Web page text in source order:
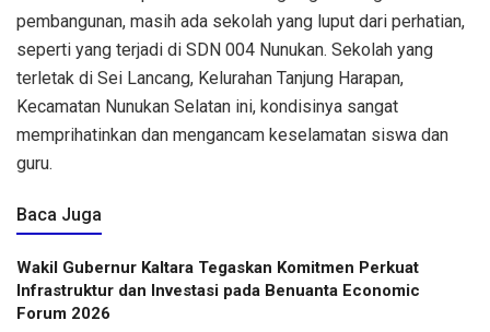
pembangunan, masih ada sekolah yang luput dari perhatian,
seperti yang terjadi di SDN 004 Nunukan. Sekolah yang
terletak di Sei Lancang, Kelurahan Tanjung Harapan,
Kecamatan Nunukan Selatan ini, kondisinya sangat
memprihatinkan dan mengancam keselamatan siswa dan
guru.
Baca Juga
Wakil Gubernur Kaltara Tegaskan Komitmen Perkuat
Infrastruktur dan Investasi pada Benuanta Economic
Forum 2026